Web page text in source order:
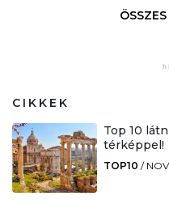
CIKKEK
Top 10
térképpel!
TOP10 /